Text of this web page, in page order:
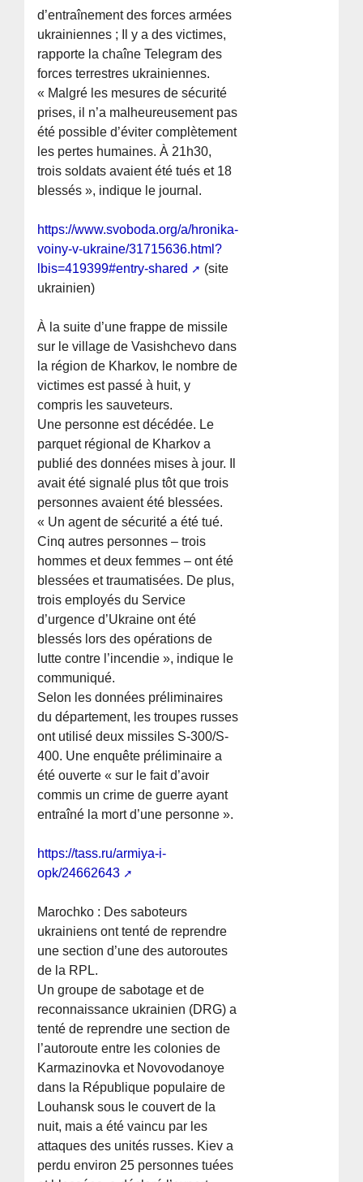
d’entraînement des forces armées
ukrainiennes ; Il y a des victimes,
rapporte la chaîne Telegram des
forces terrestres ukrainiennes.
« Malgré les mesures de sécurité
prises, il n’a malheureusement pas
été possible d’éviter complètement
les pertes humaines. À 21h30,
trois soldats avaient été tués et 18
blessés », indique le journal.
https://www.svoboda.org/a/hronika-
voiny-v-ukraine/31715636.html?
lbis=419399#entry-shared
(site
ukrainien)
À la suite d’une frappe de missile
sur le village de Vasishchevo dans
la région de Kharkov, le nombre de
victimes est passé à huit, y
compris les sauveteurs.
Une personne est décédée. Le
parquet régional de Kharkov a
publié des données mises à jour. Il
avait été signalé plus tôt que trois
personnes avaient été blessées.
« Un agent de sécurité a été tué.
Cinq autres personnes – trois
hommes et deux femmes – ont été
blessées et traumatisées. De plus,
trois employés du Service
d’urgence d’Ukraine ont été
blessés lors des opérations de
lutte contre l’incendie », indique le
communiqué.
Selon les données préliminaires
du département, les troupes russes
ont utilisé deux missiles S-300/S-
400. Une enquête préliminaire a
été ouverte « sur le fait d’avoir
commis un crime de guerre ayant
entraîné la mort d’une personne ».
https://tass.ru/armiya-i-
opk/24662643
Marochko : Des saboteurs
ukrainiens ont tenté de reprendre
une section d’une des autoroutes
de la RPL.
Un groupe de sabotage et de
reconnaissance ukrainien (DRG) a
tenté de reprendre une section de
l’autoroute entre les colonies de
Karmazinovka et Novovodanoye
dans la République populaire de
Louhansk sous le couvert de la
nuit, mais a été vaincu par les
attaques des unités russes. Kiev a
perdu environ 25 personnes tuées